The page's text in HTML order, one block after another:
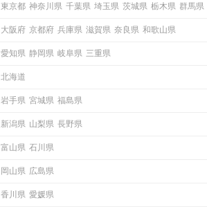
この記事では、女性が話しかけて欲
しく解説した後、婚活イベントで実
ような行動に繋げるべきかをご紹介
東京都 神奈川県 千葉県 埼玉県 茨城県 栃木県 群馬県
大阪府 京都府 兵庫県 滋賀県 奈良県 和歌山県
愛知県 静岡県 岐阜県 三重県
北海道
岩手県 宮城県 福島県
新潟県 山梨県 長野県
富山県 石川県
岡山県 広島県
香川県 愛媛県